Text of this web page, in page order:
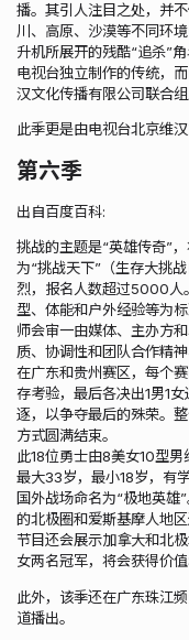
播。其引人注目之处，并
川、高原、沙漠等不同环
升机所展开的残酷“追杀”
电视台独立制作的传统，
汉文化传播有限公司联合
此季更是由电视台北京维
第六季
出自百度百科:
挑战的主题是“英雄传奇”
为“挑战天下”（生存大挑
烈，报名人数超过5000人
型、体能和户外经验等为
师会审一由媒体、主办方
质、协调性和团队合作精
在广东和贵州赛区，每个
存考验，最后各决出1男1
逐，以争夺最后的殊荣。
方式圆满结束。
此18位勇士由8美女10型
最大33岁，最小18岁，有
国外战场命名为“极地英雄
的北极圈和爱斯基摩人地
节目还会展示加拿大和北
女两名冠军，将会获得价
此外，该季还在广东珠江
道播出。